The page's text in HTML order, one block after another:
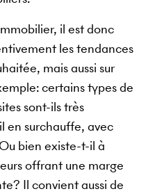
il est donc
les tendances
mais aussi sur
certains types de
sont-ils très
en surchauffe, avec
bien existe-t-il à
offrant une marge
Il convient aussi de